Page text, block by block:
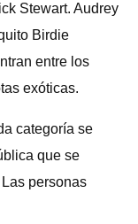
Stewart. Audrey
Birdie
entre los
exóticas.
categoría se
que se
personas